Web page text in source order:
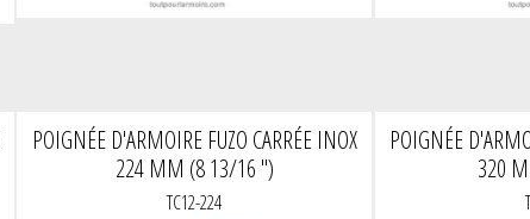
POIGNÉE D'ARMOIRE FUZO CARRÉE INOX
224 MM (8 13/16 ")
TC12-224
POIGNÉE
320